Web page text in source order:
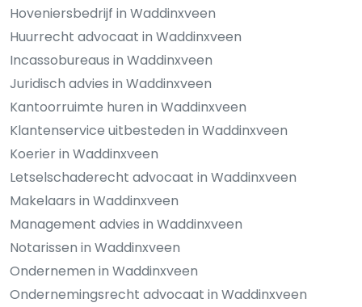
Hoveniersbedrijf in Waddinxveen
Huurrecht advocaat in Waddinxveen
Incassobureaus in Waddinxveen
Juridisch advies in Waddinxveen
Kantoorruimte huren in Waddinxveen
Klantenservice uitbesteden in Waddinxveen
Koerier in Waddinxveen
Letselschaderecht advocaat in Waddinxveen
Makelaars in Waddinxveen
Management advies in Waddinxveen
Notarissen in Waddinxveen
Ondernemen in Waddinxveen
Ondernemingsrecht advocaat in Waddinxveen